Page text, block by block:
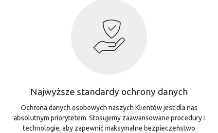
Najwyższe standardy ochrony danych
Ochrona danych osobowych naszych Klientów jest dla nas
absolutnym priorytetem. Stosujemy zaawansowane procedury i
technologie, aby zapewnić maksymalne bezpieczeństwo